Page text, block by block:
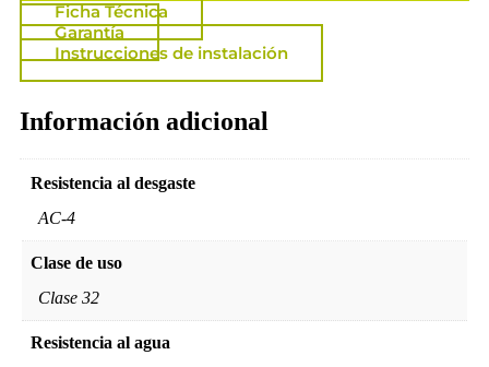
Ficha Técnica
Garantía
Instrucciones de instalación
Información adicional
Resistencia al desgaste
AC-4
Clase de uso
Clase 32
Resistencia al agua